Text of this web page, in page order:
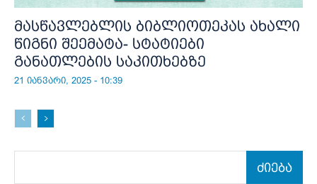
მასწავლებლის ბიბლიოთეკას ახალი
წიგნი შეემატა- სტატიები
განათლების საკითხებზე
21 იანვარი, 2025 - 10:39
ძიება